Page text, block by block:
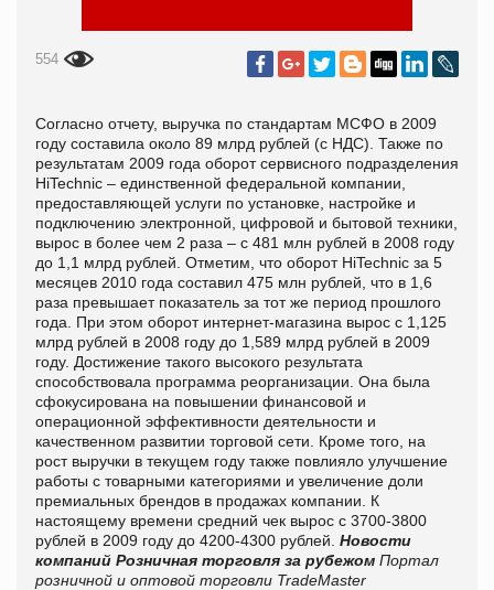
554
Согласно отчету, выручка по стандартам МСФО в 2009
году составила около 89 млрд рублей (с НДС). Также по
результатам 2009 года оборот сервисного подразделения
HiTechnic – единственной федеральной компании,
предоставляющей услуги по установке, настройке и
подключению электронной, цифровой и бытовой техники,
вырос в более чем 2 раза – с 481 млн рублей в 2008 году
до 1,1 млрд рублей. Отметим, что оборот HiTechnic за 5
месяцев 2010 года составил 475 млн рублей, что в 1,6
раза превышает показатель за тот же период прошлого
года. При этом оборот интернет-магазина вырос с 1,125
млрд рублей в 2008 году до 1,589 млрд рублей в 2009
году. Достижение такого высокого результата
способствовала программа реорганизации. Она была
сфокусирована на повышении финансовой и
операционной эффективности деятельности и
качественном развитии торговой сети. Кроме того, на
рост выручки в текущем году также повлияло улучшение
работы с товарными категориями и увеличение доли
премиальных брендов в продажах компании. К
настоящему времени средний чек вырос с 3700-3800
рублей в 2009 году до 4200-4300 рублей. Новости
компаний Розничная торговля за рубежом Портал
розничной и оптовой торговли TradeMaster